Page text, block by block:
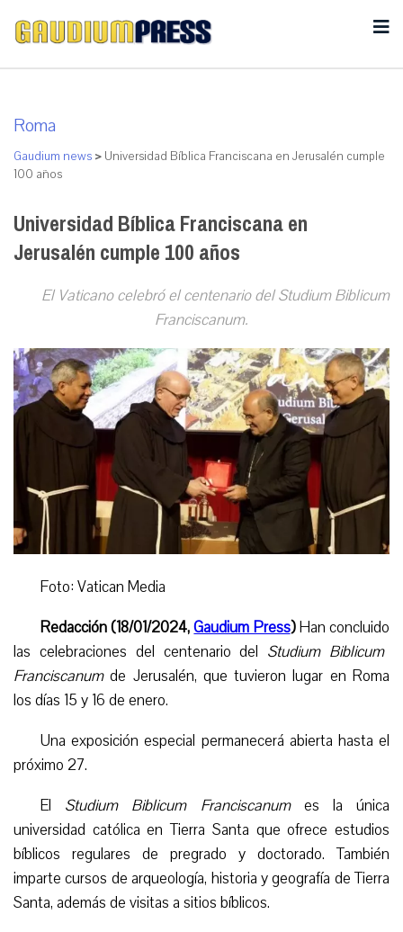
Roma
Gaudium news > Universidad Bíblica Franciscana en Jerusalén cumple
100 años
Universidad Bíblica Franciscana en
Jerusalén cumple 100 años
El Vaticano celebró el centenario del Studium Biblicum
Franciscanum.
Foto: Vatican Media
Redacción (18/01/2024,Gaudium Press)Han concluido
las celebraciones del centenario del Studium Biblicum
Franciscanumde Jerusalén, que tuvieron lugar en Roma
los días 15 y 16 de enero.
Una exposición especial permanecerá abierta hasta el
próximo 27.
El Studium Biblicum Franciscanumes la única
universidad católica en Tierra Santa que ofrece estudios
bíblicos regulares de pregrado y doctorado. También
imparte cursos de arqueología, historia y geografía de Tierra
Santa, además de visitas a sitios bíblicos.